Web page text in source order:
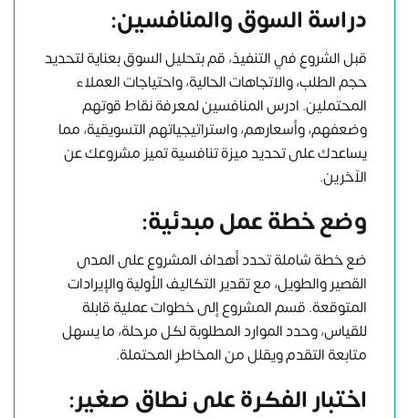
دراسة السوق والمنافسين:
قبل الشروع في التنفيذ، قم بتحليل السوق بعناية لتحديد
حجم الطلب، والاتجاهات الحالية، واحتياجات العملاء
المحتملين. ادرس المنافسين لمعرفة نقاط قوتهم
وضعفهم، وأسعارهم، واستراتيجياتهم التسويقية، مما
يساعدك على تحديد ميزة تنافسية تميز مشروعك عن
الآخرين.
وضع خطة عمل مبدئية:
ضع خطة شاملة تحدد أهداف المشروع على المدى
القصير والطويل، مع تقدير التكاليف الأولية والإيرادات
المتوقعة. قسم المشروع إلى خطوات عملية قابلة
للقياس، وحدد الموارد المطلوبة لكل مرحلة، ما يسهل
متابعة التقدم ويقلل من المخاطر المحتملة.
اختبار الفكرة على نطاق صغير: